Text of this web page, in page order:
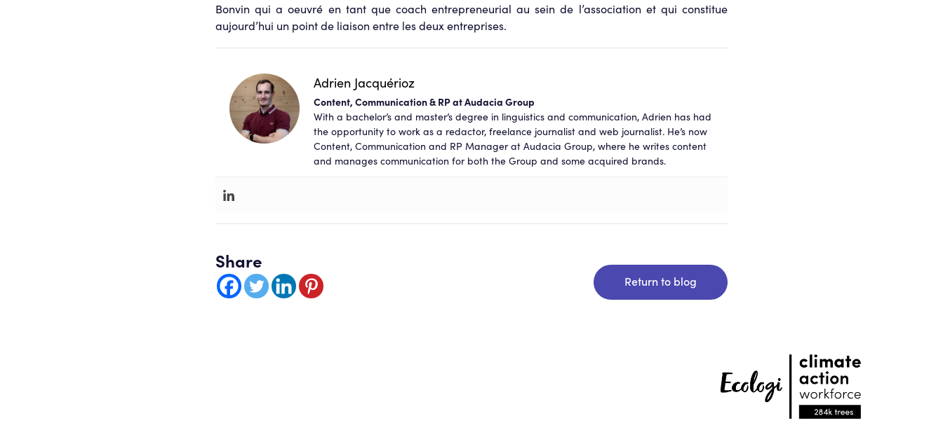
Bonvin qui a oeuvré en tant que coach entrepreneurial au sein de l’association et qui constitue
aujourd’hui un point de liaison entre les deux entreprises.
Adrien Jacquérioz
Content, Communication & RP at Audacia Group
With a bachelor’s and master’s degree in linguistics and communication, Adrien has had
the opportunity to work as a redactor, freelance journalist and web journalist. He’s now
Content, Communication and RP Manager at Audacia Group, where he writes content
and manages communication for both the Group and some acquired brands.
Share
Return to blog